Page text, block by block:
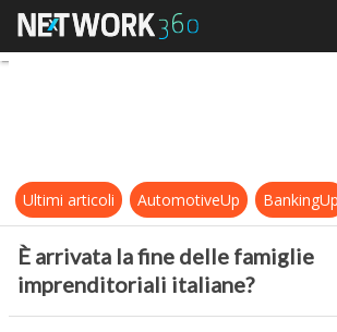
È arrivata la
Ultimi articoli AutomotiveUp BankingUp
È arrivata la fine delle famiglie
imprenditoriali italiane?